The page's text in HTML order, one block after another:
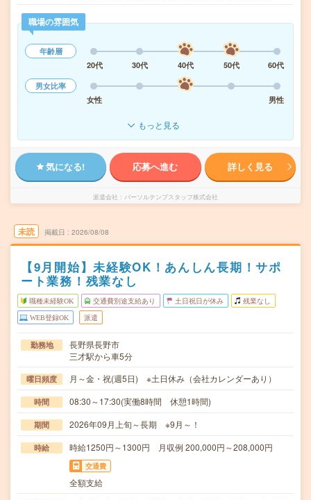
職場の雰囲気
年齢層
20代
30代 40代 50代
60代
男女比率
女性
男性
もっと見る
気になる! 応募へ進む 詳しく見る
派遣会社 パーソルテンプスタッフ株式会社
未読 掲載日 2026/08/08
【9月開始】未経験OK！あんしん長期！サポ
ート業務！残業なし
職種未経験OK 交通費別途支給あり 土日祝日が休み 残業なし
WEB登録OK 派遣
勤務地
長野県長野市
三才駅から車5分
曜日頻度 月～金・祝(週5日) ※土日休み（会社カレンダーあり）
時間 08:30～17:30(実働8時間 休憩1時間)
期間 2026年09月上旬～長期 ※9月～！
時給 時給1250円～1300円 月収例 200,000円～208,000円
交通費
全額支給